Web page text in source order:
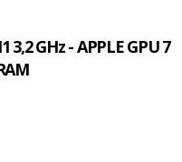
3,2 GHz - APPLE GPU 7